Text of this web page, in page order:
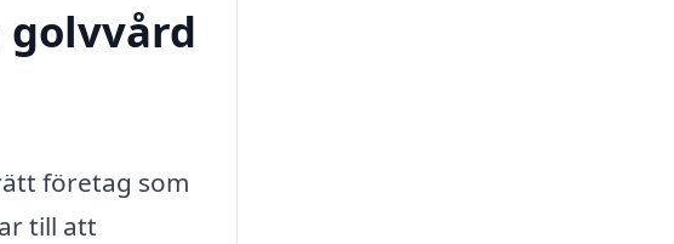
golvvård
företag som
till att